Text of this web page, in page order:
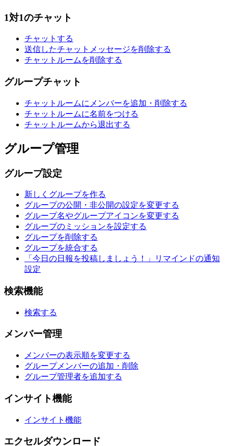
1対1のチャット
チャットする
送信したチャットメッセージを削除する
チャットルームを削除する
グループチャット
チャットルームにメンバーを追加・削除する
チャットルームに名前をつける
チャットルームから退出する
グループ管理
グループ設定
新しくグループを作る
グループの公開・非公開の設定を変更する
グループ名やグループアイコンを変更する
グループのミッションを設定する
グループを削除する
グループを統合する
「今日の日報を投稿しましょう！」リマインドの通知
設定
検索機能
検索する
メンバー管理
メンバーの表示順を変更する
グループメンバーの追加・削除
グループ管理者を追加する
インサイト機能
インサイト機能
エクセルダウンロード